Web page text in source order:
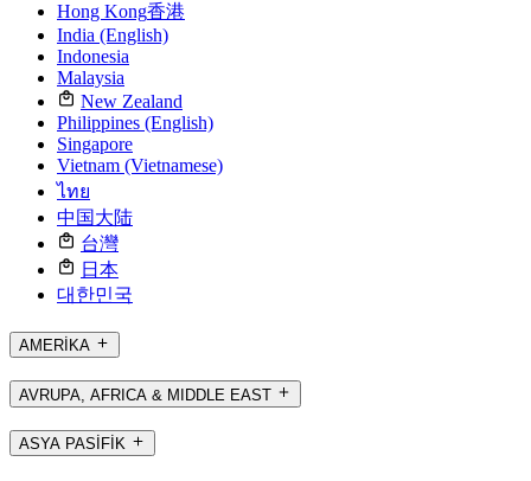
Hong Kong香港
India (English)
Indonesia
Malaysia
New Zealand
Philippines (English)
Singapore
Vietnam (Vietnamese)
ไทย
中国大陆
台灣
日本
대한민국
AMERİKA
AVRUPA, AFRICA & MIDDLE EAST
ASYA PASİFİK